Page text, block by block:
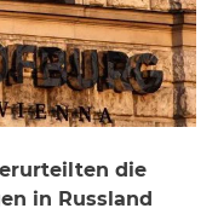
die
in Russland